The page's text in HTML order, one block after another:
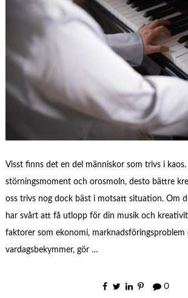
Visst finns det en del människor som trivs i
störningsmoment och orosmoln, desto bättre
oss trivs nog dock bäst i motsatt situation. Om
har svårt att få utlopp för din musik och
faktorer som ekonomi, marknadsföringsproblem
vardagsbekymmer, gör …
0